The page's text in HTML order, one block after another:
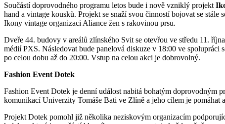
Součástí doprovodného programu letos bude i nově vzniklý projekt
hand a vintage kousků. Projekt se snaží svou činností bojovat se
Ikony vintage organizaci Aliance žen s rakovinou prsu.
Dveře 44. budovy v areálů zlínského Svit se otevřou ve středu 11.
médií PXS. Následovat bude panelová diskuze v 18:00 ve spolupráci
po celou dobu až do 20:00. Vstup na celou akci je dobrovolný.
Fashion Event Dotek
Fashion Event Dotek je denní událost nabitá bohatým doprovodným
komunikací Univerzity Tomáše Bati ve Zlíně a jeho cílem je pomáhat
Projekt Dotek pomohl již několika neziskovým organizacím